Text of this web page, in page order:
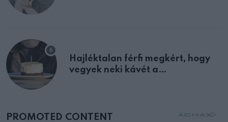
Hajléktalan férfi megkért, hogy
vegyek neki kávét a